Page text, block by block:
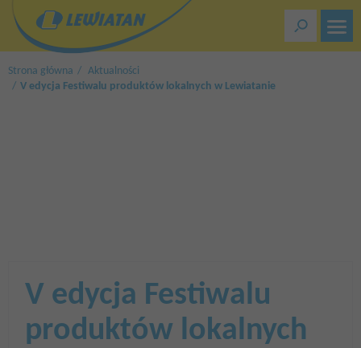
treści
Strona główna
Aktualności
V edycja Festiwalu produktów lokalnych w Lewiatanie
V edycja Festiwalu
produktów lokalnych